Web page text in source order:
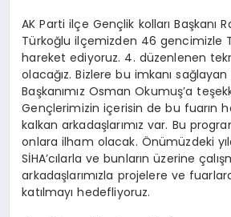
AK Parti ilçe Gençlik kolları Başkanı
Türkoğlu ilçemizden 46 gencimizle
hareket ediyoruz. 4. düzenlenen
olacağız. Bizlere bu imkanı
Başkanımız Osman Okumuş’a
Gençlerimizin içerisin de bu fuarın
kalkan arkadaşlarımız var. Bu
onlara ilham olacak. Önümüzdeki
SİHA’cılarla ve bunların üzerine
arkadaşlarımızla projelere ve
katılmayı hedefliyoruz.